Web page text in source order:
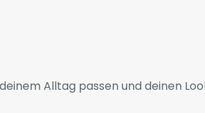
Alltag passen und deinen